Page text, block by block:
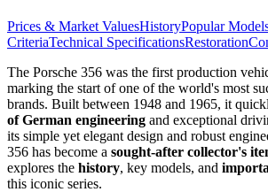
Prices & Market ValuesHistoryPopular
CriteriaTechnical SpecificationsRestoration
The Porsche 356 was the first production
marking the start of one of the world's most
brands. Built between 1948 and 1965, it
of German engineering and exceptional
its simple yet elegant design and robust
356 has become a sought-after collector's
explores the history, key models, and
this iconic series.